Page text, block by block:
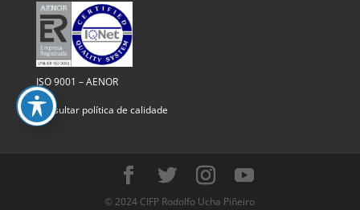
ISO 9001 – AENOR
Consultar política de calidade
© 2024 CIFP Rodolfo Ucha Piñeiro